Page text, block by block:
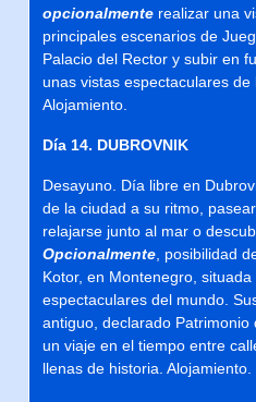
opcionalmente realizar una
principales escenarios de
Palacio del Rector y subir en
unas vistas espectaculares de
Alojamiento.
Día 14. DUBROVNIK
Desayuno. Día libre en
de la ciudad a su ritmo,
relajarse junto al mar o
Opcionalmente , posibilidad
Kotor, en Montenegro,
espectaculares del mundo.
antiguo, declarado
un viaje en el tiempo entre
llenas de historia. Alojamiento.